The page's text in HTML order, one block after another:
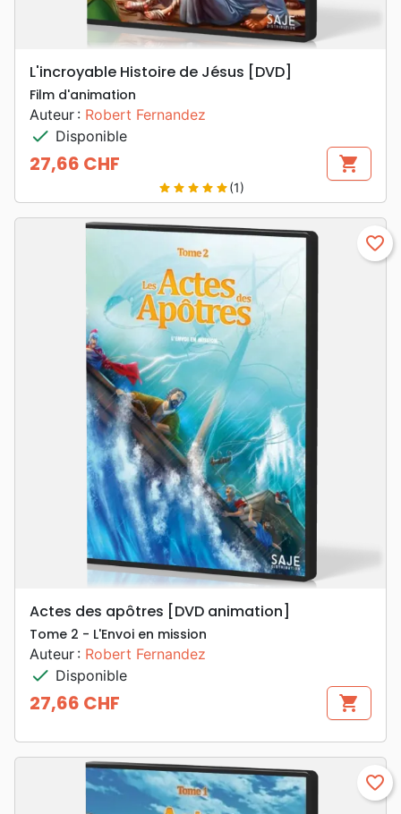
L'incroyable Histoire de Jésus [DVD]
Film d'animation
Auteur : Robert Fernandez
check Disponible
Prix
27,66 CHF shopping_cart
star star star star star(1)
favorite_border
Actes des apôtres [DVD animation]
Tome 2 - L'Envoi en mission
Auteur : Robert Fernandez
check Disponible
Prix
27,66 CHF shopping_cart
favorite_border